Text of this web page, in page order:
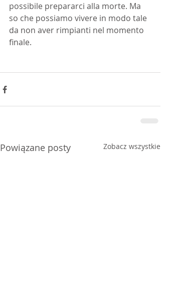
possibile prepararci alla morte. Ma
so che possiamo vivere in modo tale
da non aver rimpianti nel momento
finale.
Powiązane posty Zobacz wszystkie